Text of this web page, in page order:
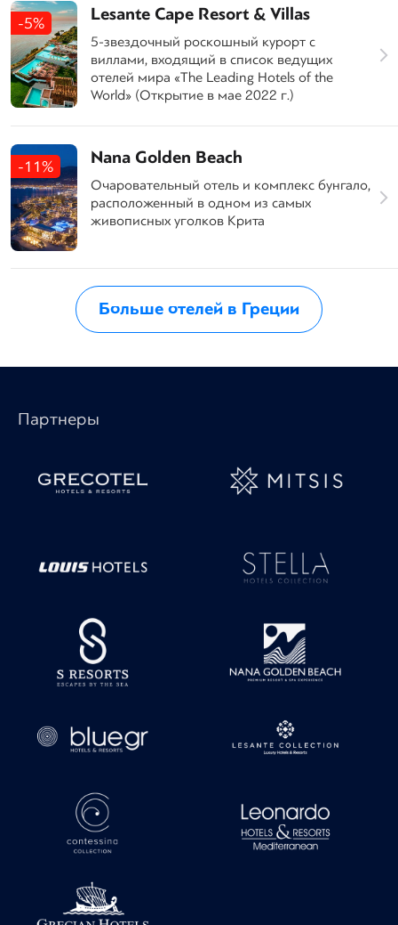
-5% Lesante Cape Resort & Villas
5-звездочный роскошный курорт с
виллами, входящий в список ведущих
отелей мира «The Leading Hotels of the
World» (Открытие в мае 2022 г.)
-11% Nana Golden Beach
Очаровательный отель и комплекс бунгало,
расположенный в одном из самых
живописных уголков Крита
Больше отелей в Греции
Партнеры